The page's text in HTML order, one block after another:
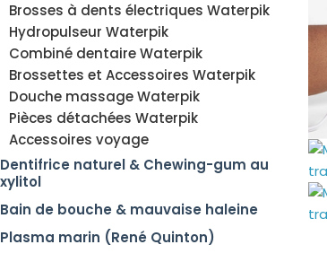
Brosses à dents électriques Waterpik
Hydropulseur Waterpik
Combiné dentaire Waterpik
Brossettes et Accessoires Waterpik
Douche massage Waterpik
Pièces détachées Waterpik
Accessoires voyage
Dentifrice naturel & Chewing-gum au
xylitol
Bain de bouche & mauvaise haleine
Plasma marin (René Quinton)